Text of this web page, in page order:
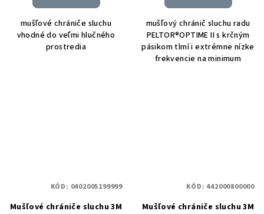
mušľové chrániče sluchu
vhodné do veľmi hlučného
prostredia
mušľový chránič sluchu radu
PELTOR®OPTIME II s krčným
pásikom tlmí i extrémne nízke
frekvencie na minimum
Mušľové chrániče sluchu 3M
KÓD: 0402005199999
Mušľové chrániče sluchu 3M
KÓD:442000800000